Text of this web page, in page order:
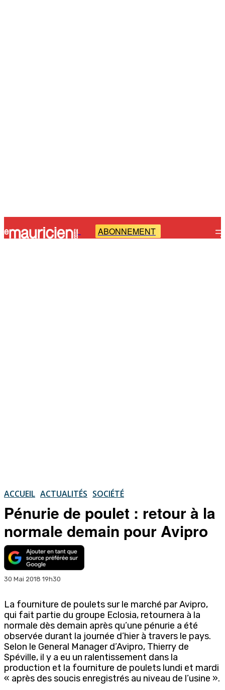
- ABONNEMENT
ACCUEIL ACTUALITÉS SOCIÉTÉ
Pénurie de poulet : retour à la
normale demain pour Avipro
30 Mai 2018 19h30
La fourniture de poulets sur le marché par Avipro,
qui fait partie du groupe Eclosia, retournera à la
normale dès demain après qu’une pénurie a été
observée durant la journée d’hier à travers le pays.
Selon le General Manager d’Avipro, Thierry de
Spéville, il y a eu un ralentissement dans la
production et la fourniture de poulets lundi et mardi
« après des soucis enregistrés au niveau de l’usine ».